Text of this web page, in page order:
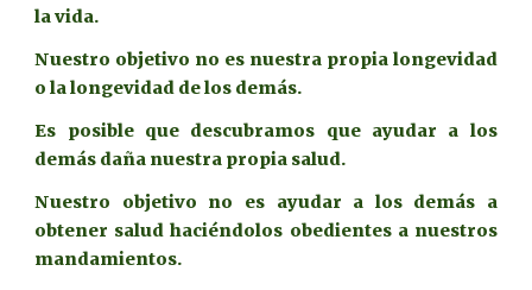
la vida.
Nuestro objetivo no es nuestra propia longevidad
o la longevidad de los demás.
Es posible que descubramos que ayudar a los
demás daña nuestra propia salud.
Nuestro objetivo no es ayudar a los demás a
obtener salud haciéndolos obedientes a nuestros
mandamientos.